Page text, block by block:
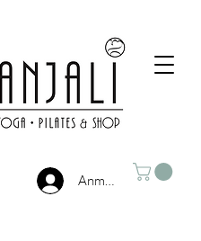
Anmelden